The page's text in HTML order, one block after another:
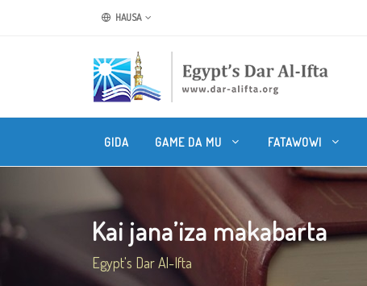
HAUSA
GIDA GAME DA MU FATAWOWI
Kai jana’iza makabarta
Egypt's Dar Al-Ifta